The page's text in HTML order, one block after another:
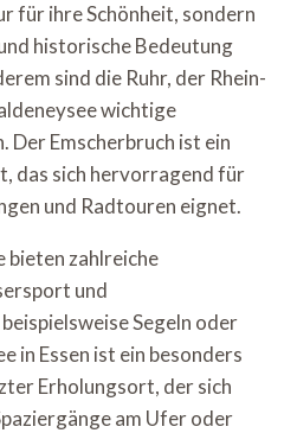
für ihre Schönheit, sondern
historische Bedeutung
sind die Ruhr, der Rhein-
wichtige
Der Emscherbruch ist ein
das sich hervorragend für
und Radtouren eignet.
bieten zahlreiche
und
Segeln oder
in Essen ist ein besonders
Erholungsort, der sich
am Ufer oder